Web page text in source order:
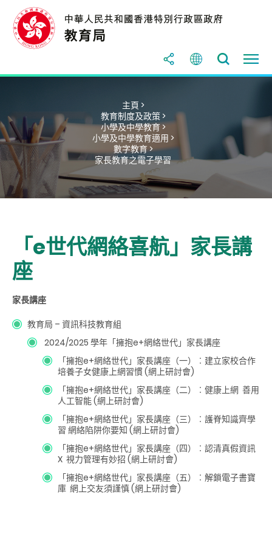
主頁 >
教育制度及政策 >
小學及中學教育 >
小學及中學教育適用 >
數字教育 >
家長教育之電子學習
「e世代網絡喜航」家長講
座
家長講座
教育局 – 資訊科技教育組
2024/2025 學年「擁抱e+網絡世代」家長講座
「擁抱e+網絡世代」家長講座（一）︰建立家校合作
培養子女健康上網習慣 (網上研討會)
「擁抱e+網絡世代」家長講座（二）︰健康上網 善用
人工智能 (網上研討會)
「擁抱e+網絡世代」家長講座（三）︰護脊知識齊學
習 網絡陷阱你要知 (網上研討會)
「擁抱e+網絡世代」家長講座（四）︰認清真假資訊
X 視力管理有妙招 (網上研討會)
「擁抱e+網絡世代」家長講座（五）︰解鎖電子書寶
庫 網上交友須謹慎 (網上研討會)